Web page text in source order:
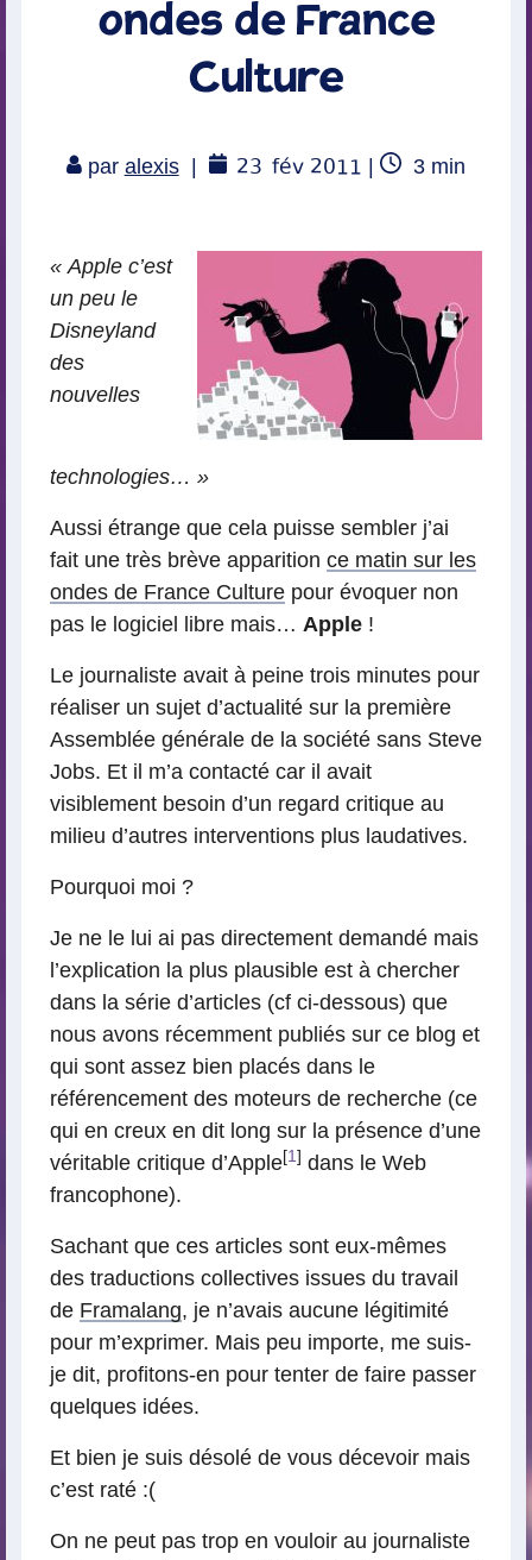
ondes de France
Culture
par alexis 23 fév 2011 |
Temps
3 min
« Apple c’est
un peu le
Disneyland
des
nouvelles
technologies… »
Aussi étrange que cela puisse sembler j’ai
fait une très brève apparition ce matin sur les
ondes de France Culture pour évoquer non
pas le logiciel libre mais… Apple !
Le journaliste avait à peine trois minutes pour
réaliser un sujet d’actualité sur la première
Assemblée générale de la société sans Steve
Jobs. Et il m’a contacté car il avait
visiblement besoin d’un regard critique au
milieu d’autres interventions plus laudatives.
Pourquoi moi ?
Je ne le lui ai pas directement demandé mais
l’explication la plus plausible est à chercher
dans la série d’articles (cf ci-dessous) que
nous avons récemment publiés sur ce blog et
qui sont assez bien placés dans le
référencement des moteurs de recherche (ce
qui en creux en dit long sur la présence d’une
véritable critique d’Apple[1] dans le Web
francophone).
Sachant que ces articles sont eux-mêmes
des traductions collectives issues du travail
de Framalang, je n’avais aucune légitimité
pour m’exprimer. Mais peu importe, me suis-
je dit, profitons-en pour tenter de faire passer
quelques idées.
Et bien je suis désolé de vous décevoir mais
c’est raté :(
On ne peut pas trop en vouloir au journaliste